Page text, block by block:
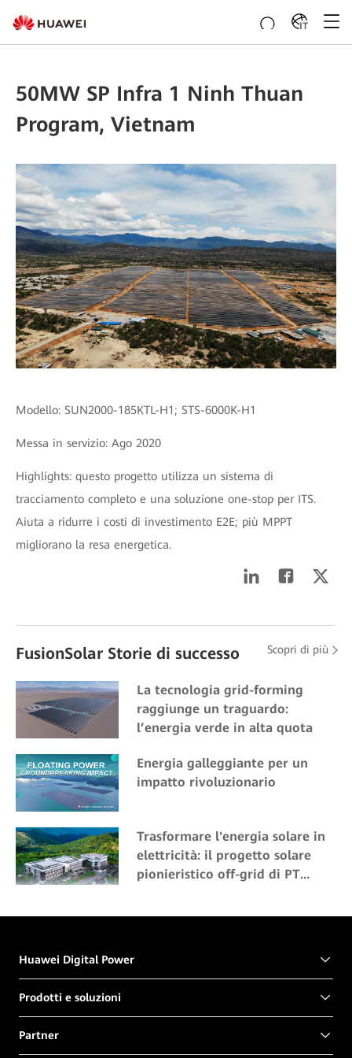
IT
50MW SP Infra 1 Ninh Thuan
Program, Vietnam
Modello: SUN2000-185KTL-H1; STS-6000K-H1
Messa in servizio: Ago 2020
Highlights: questo progetto utilizza un sistema di
tracciamento completo e una soluzione one-stop per ITS.
Aiuta a ridurre i costi di investimento E2E; più MPPT
migliorano la resa energetica.
FusionSolar Storie di successo Scopri di più
La tecnologia grid-forming
raggiunge un traguardo:
l’energia verde in alta quota
Energia galleggiante per un
impatto rivoluzionario
Trasformare l'energia solare in
elettricità: il progetto solare
pionieristico off-grid di PT
Huawei Digital Power
Prodotti e soluzioni
Partner